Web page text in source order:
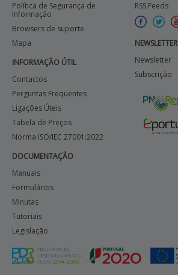
Política de Segurança de
Informação
Browsers de suporte
Mapa
INFORMAÇÃO ÚTIL
Contactos
Perguntas Frequentes
Ligações Úteis
Tabela de Preços
Norma ISO/IEC 27001:2022
DOCUMENTAÇÃO
Manuais
Formulários
Minutas
Tutoriais
Legislação
RSS Feeds
NEWSLETTER
Newsletter
Subscrição